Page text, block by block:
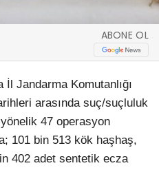
ABONE OL
Jandarma Komutanlığı
arasında suç/suçluluk
47 operasyon
101 bin 513 kök haşhaş,
402 adet sentetik ecza